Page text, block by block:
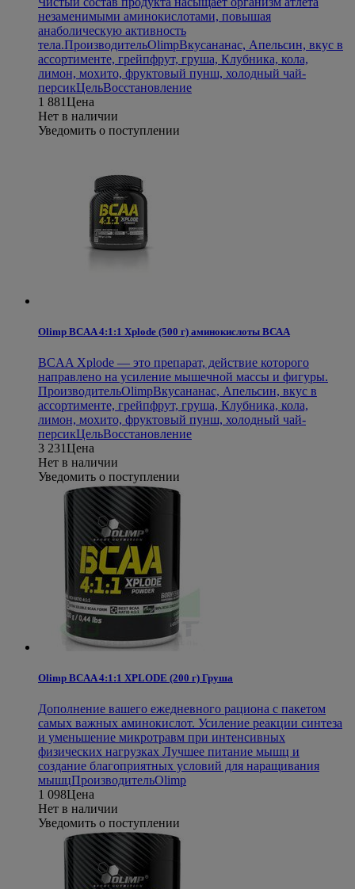
незаменимыми аминокислотами, повышая
анаболическую активность
тела.ПроизводительOlimpВкусананас, Апельсин, вкус в
ассортименте, грейпфрут, груша, Клубника, кола,
лимон, мохито, фруктовый пунш, холодный чай-
персикЦельВосстановление
1 881Цена
Нет в наличии
Уведомить о поступлении
Olimp BCAA 4:1:1 Xplode (500 г) аминокислоты ВСАА
BCAA Xplode — это препарат, действие которого
направлено на усиление мышечной массы и фигуры.
ПроизводительOlimpВкусананас, Апельсин, вкус в
ассортименте, грейпфрут, груша, Клубника, кола,
лимон, мохито, фруктовый пунш, холодный чай-
персикЦельВосстановление
3 231Цена
Нет в наличии
Уведомить о поступлении
Olimp BCAA 4:1:1 XPLODE (200 г) Груша
Дополнение вашего ежедневного рациона с пакетом
самых важных аминокислот. Усиление реакции синтеза
и уменьшение микротравм при интенсивных
физических нагрузках Лучшее питание мышц и
создание благоприятных условий для наращивания
мышцПроизводительOlimp
1 098Цена
Нет в наличии
Уведомить о поступлении